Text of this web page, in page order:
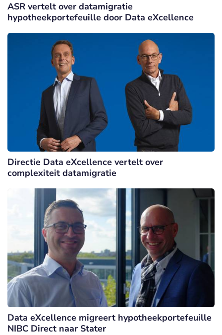
ASR vertelt over datamigratie
hypotheekportefeuille door Data eXcellence
Directie Data eXcellence vertelt over
complexiteit datamigratie
Data eXcellence migreert hypotheekportefeuille
NIBC Direct naar Stater